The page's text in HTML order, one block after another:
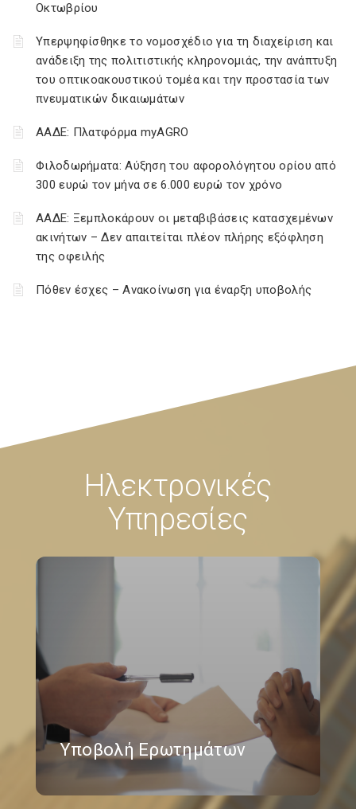
Οκτωβρίου
Υπερψηφίσθηκε το νομοσχέδιο για τη διαχείριση και
ανάδειξη της πολιτιστικής κληρονομιάς, την ανάπτυξη
του οπτικοακουστικού τομέα και την προστασία των
πνευματικών δικαιωμάτων
ΑΑΔΕ: Πλατφόρμα myAGRO
Φιλοδωρήματα: Αύξηση του αφορολόγητου ορίου από
300 ευρώ τον μήνα σε 6.000 ευρώ τον χρόνο
ΑΑΔΕ: Ξεμπλοκάρουν οι μεταβιβάσεις κατασχεμένων
ακινήτων – Δεν απαιτείται πλέον πλήρης εξόφληση
της οφειλής
Πόθεν έσχες – Ανακοίνωση για έναρξη υποβολής
Ηλεκτρονικές
Υπηρεσίες
Υποβολή Ερωτημάτων